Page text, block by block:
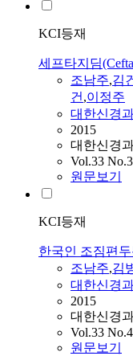
KCI등재
세프타지딤
조남주,김
건,이정주
대한신경
2015
대한신경
Vol.33 No.3
원문보기
KCI등재
한국인 조짐편
조남주,김
대한신경
2015
대한신경
Vol.33 No.4
원문보기